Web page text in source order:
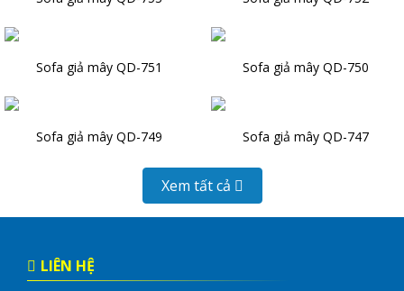
Sofa giả mây QD-751 Sofa giả mây QD-750
Sofa giả mây QD-749 Sofa giả mây QD-747
Xem tất cả
LIÊN HỆ